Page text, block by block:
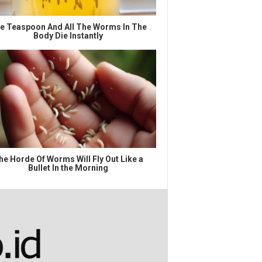
Teaspoon And All The Worms In The
Body Die Instantly
Horde Of Worms Will Fly Out Like a
Bullet In the Morning